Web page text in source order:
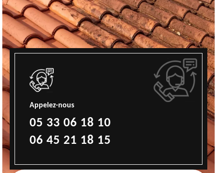
Appelez-nous
05 33 06 18 10
06 45 21 18 15